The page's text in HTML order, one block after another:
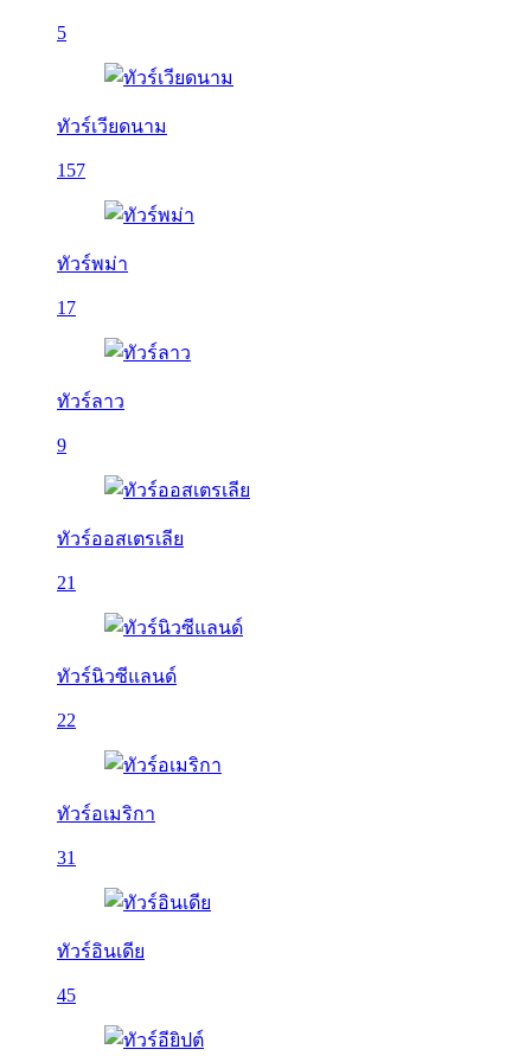
5
ทัวร์เวียดนาม
157
ทัวร์พม่า
17
ทัวร์ลาว
9
ทัวร์ออสเตรเลีย
21
ทัวร์นิวซีแลนด์
22
ทัวร์อเมริกา
31
ทัวร์อินเดีย
45